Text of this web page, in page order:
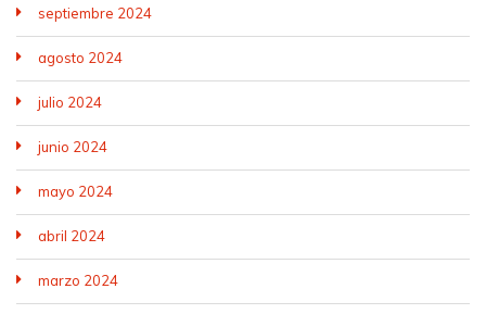
septiembre 2024
agosto 2024
julio 2024
junio 2024
mayo 2024
abril 2024
marzo 2024